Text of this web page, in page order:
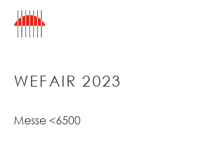
WEFAIR 2023
Messe <6500